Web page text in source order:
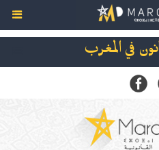
في المغرب